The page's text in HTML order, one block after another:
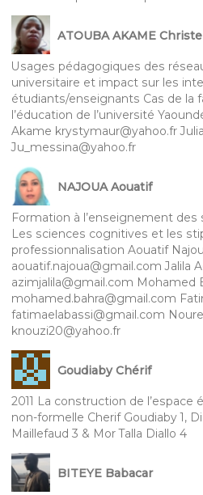
ATOUBA AKAME
Usages pédagogiques des
universitaire et impact sur les
étudiants/enseignants Cas de la
l’éducation de l’université
Akame krystymaur@yahoo.fr
Ju_messina@yahoo.fr
NAJOUA Aouatif
Formation à l’enseignement
Les sciences cognitives et les
professionnalisation Aouatif
aouatif.najoua@gmail.com Jalila
azimjalila@gmail.com Mohamed
mohamed.bahra@gmail.com
fatimaelabassi@gmail.com
knouzi20@yahoo.fr
Goudiaby Chérif
2011 La construction de l’espace
non-formelle Cherif Goudiaby 1,
Maillefaud 3 & Mor Talla Diallo 4
BITEYE Babacar